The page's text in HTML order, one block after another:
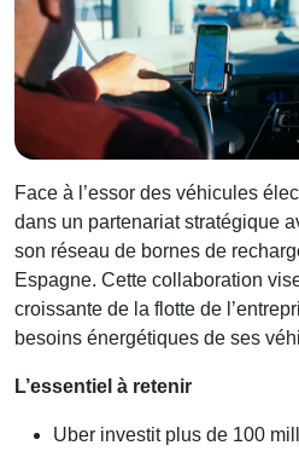
Face à l’essor des véhicules
dans un partenariat stratégique
son réseau de bornes de
Espagne. Cette collaboration
croissante de la flotte de
besoins énergétiques de ses
L’essentiel à retenir
Uber investit plus de 100